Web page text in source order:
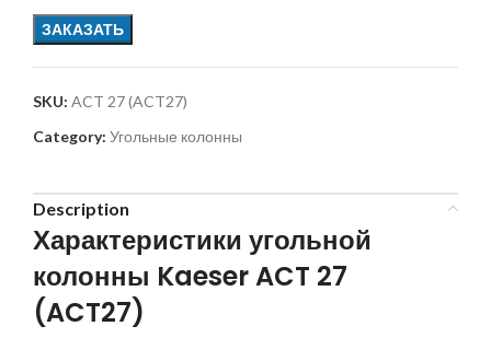
ЗАКАЗАТЬ
SKU: ACT 27 (ACT27)
Category: Угольные колонны
Description
Характеристики угольной
колонны Kaeser ACT 27
(ACT27)